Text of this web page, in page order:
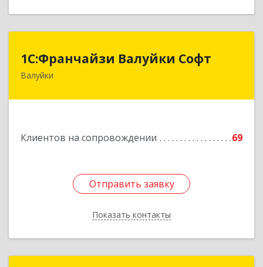
1С:Франчайзи Валуйки Софт
Валуйки
Клиентов на сопровождении 69
Отправить заявку
Показать контакты
1С:Франчайзи Валуйки Софт
309996, Белгородская обл, Валуйки г, Горького,
Отправить заявку
Назад